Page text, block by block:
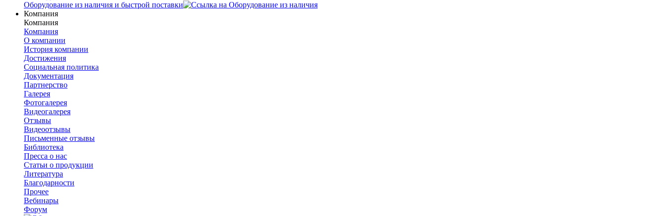
Оборудование из наличия и быстрой поставки
Компания
Компания
Компания
О компании
История компании
Достижения
Социальная политика
Документация
Партнерство
Галерея
Фотогалерея
Видеогалерея
Отзывы
Видеоотзывы
Письменные отзывы
Библиотека
Пресса о нас
Статьи о продукции
Литература
Благодарности
Прочее
Вебинары
Форум